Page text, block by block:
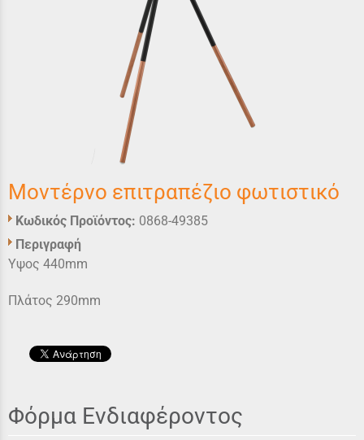
Μοντέρνο επιτραπέζιο φωτιστικό
Κωδικός Προϊόντος: 0868-49385
Περιγραφή
Υψος 440mm
Πλάτος 290mm
Φόρμα Ενδιαφέροντος